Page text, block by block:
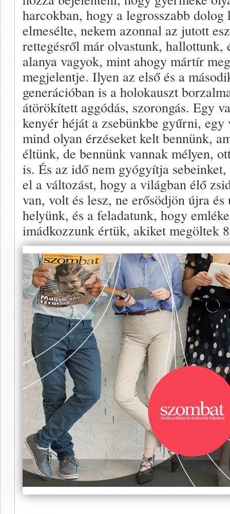
harcokban, hogy a legrosszabb
elmesélte, nekem azonnal az jutott
rettegésről már olvastunk, hallottunk,
alanya vagyok, mint ahogy mártír
megjelentje. Ilyen az első és a
generációban is a holokauszt
átörökített aggódás, szorongás. Egy
kenyér héját a zsebünkbe gyűrni,
mind olyan érzéseket kelt bennünk,
éltünk, de bennünk vannak mélyen,
is. És az idő nem gyógyítja
el a változást, hogy a világban élő
van, volt és lesz, ne erősödjön újra
helyünk, és a feladatunk, hogy
imádkozzunk értük, akiket megöltek